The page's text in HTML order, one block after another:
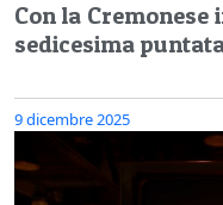
Con la Cremonese
sedicesima
9 dicembre 2025